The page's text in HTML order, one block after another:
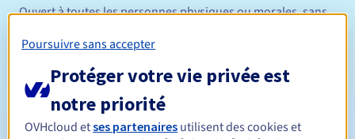
Ouvert à toutes les personnes physiques ou morales, sans
Durée de réservation
Poursuivre sans accepter
Protéger votre vie privée est
notre priorité
OVHcloud etses partenaires utilisent des cookies et